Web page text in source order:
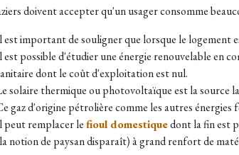
doivent accepter qu'un usager consomme
est important de souligner que lorsque le
est possible d'étudier une énergie renouvelable en
dont le coût d'exploitation est nul.
solaire thermique ou photovoltaïque est la source
gaz d'origine pétrolière comme les autres énergies
peut remplacer lefioul domestiquedont la fin est
notion de paysan disparaît) à grand renfort de